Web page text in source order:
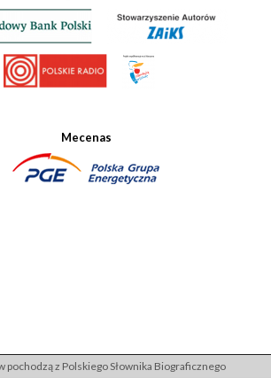
Mecenas
pochodzą z Polskiego Słownika Biograficznego